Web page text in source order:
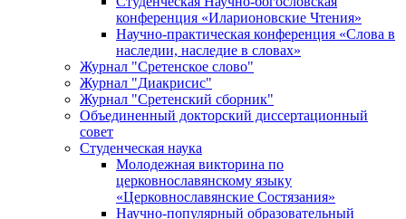
конференция «Иларионовские Чтения»
Научно-практическая конференция «Cлова в
наследии, наследие в словах»
Журнал "Сретенское слово"
Журнал "Диакрисис"
Журнал "Сретенский сборник"
Объединенный докторский диссертационный
совет
Студенческая наука
Молодежная викторина по
церковнославянскому языку
«Церковнославянские Состязания»
Научно-популярный образовательный